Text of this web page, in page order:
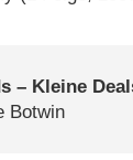
– Kleine
Botwin